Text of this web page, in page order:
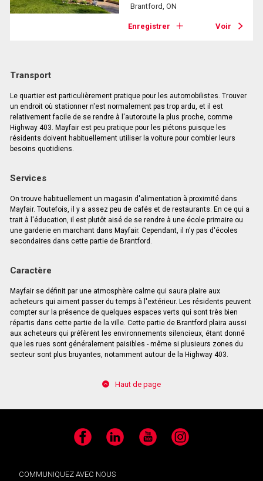
Brantford, ON
Enregistrer Voir
Transport
Le quartier est particulièrement pratique pour les automobilistes. Trouver
un endroit où stationner n'est normalement pas trop ardu, et il est
relativement facile de se rendre à l'autoroute la plus proche, comme
Highway 403. Mayfair est peu pratique pour les piétons puisque les
résidents doivent habituellement utiliser la voiture pour combler leurs
besoins quotidiens.
Services
On trouve habituellement un magasin d'alimentation à proximité dans
Mayfair. Toutefois, il y a assez peu de cafés et de restaurants. En ce qui a
trait à l'éducation, il est plutôt aisé de se rendre à une école primaire ou
une garderie en marchant dans Mayfair. Cependant, il n'y pas d'écoles
secondaires dans cette partie de Brantford.
Caractère
Mayfair se définit par une atmosphère calme qui saura plaire aux
acheteurs qui aiment passer du temps à l'extérieur. Les résidents peuvent
compter sur la présence de quelques espaces verts qui sont très bien
répartis dans cette partie de la ville. Cette partie de Brantford plaira aussi
aux acheteurs qui préfèrent les environnements silencieux, étant donné
que les rues sont généralement paisibles - même si plusieurs zones du
secteur sont plus bruyantes, notamment autour de la Highway 403.
Haut de page
Facebook LinkedIn YouTube Instagram
COMMUNIQUEZ AVEC NOUS